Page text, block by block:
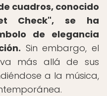
cuadros, conocido
Check", se ha
de elegancia
Sin embargo, el
más allá de sus
a la música,